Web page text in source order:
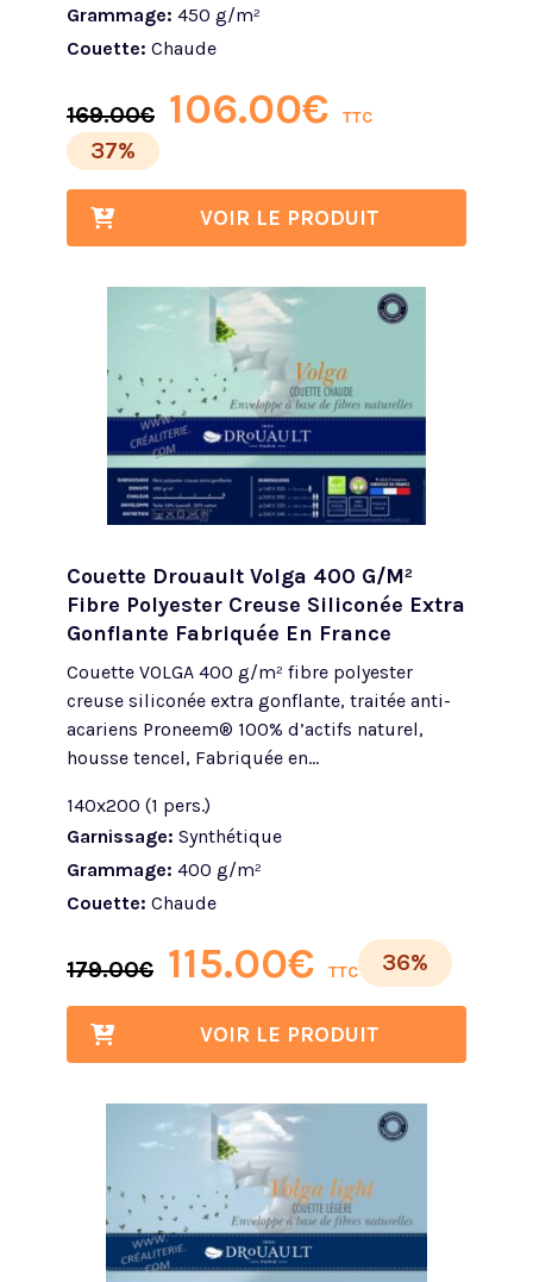
Grammage: 450 g/m²
Couette: Chaude
169.00€ 106.00€ TTC
37%
VOIR LE PRODUIT
Couette Drouault Volga 400 G/m²
Fibre Polyester Creuse Siliconée Extra
Gonflante Fabriquée En France
Couette VOLGA 400 g/m² fibre polyester
creuse siliconée extra gonflante, traitée anti-
acariens Proneem® 100% d’actifs naturel,
housse tencel, Fabriquée en...
140x200 (1 pers.)
Garnissage: Synthétique
Grammage: 400 g/m²
Couette: Chaude
179.00€ 115.00€ TTC 36%
VOIR LE PRODUIT